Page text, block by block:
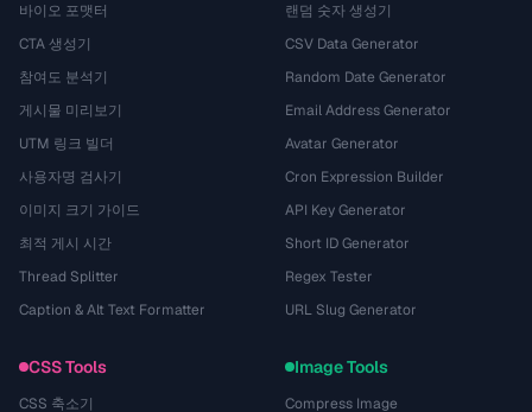
바이오 포맷터
CTA 생성기
참여도 분석기
게시물 미리보기
UTM 링크 빌더
사용자명 검사기
이미지 크기 가이드
최적 게시 시간
Thread Splitter
Caption & Alt Text Formatter
랜덤 숫자 생성기
CSV Data Generator
Random Date Generator
Email Address Generator
Avatar Generator
Cron Expression Builder
API Key Generator
Short ID Generator
Regex Tester
URL Slug Generator
CSS Tools
CSS 축소기
Image Tools
Compress Image